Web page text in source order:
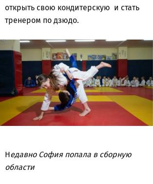
открыть свою кондитерскую и стать
тренером по дзюдо.
Недавно София попала в сборную
области